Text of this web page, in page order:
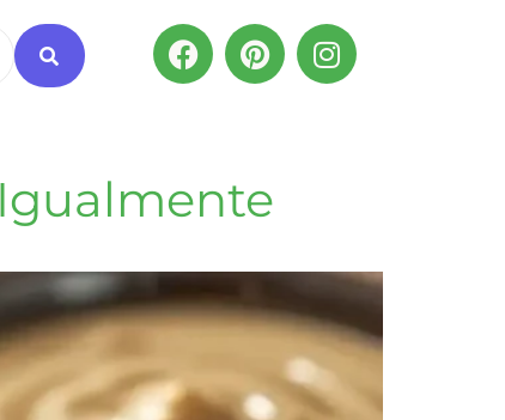
Igualmente